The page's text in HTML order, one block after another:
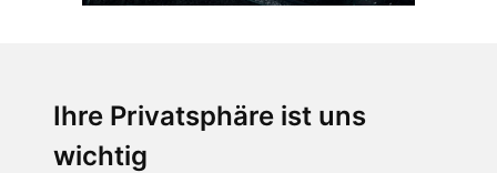
Ihre Privatsphäre ist uns
wichtig
CPost.org© 2013-2023 The Celebrity Post.